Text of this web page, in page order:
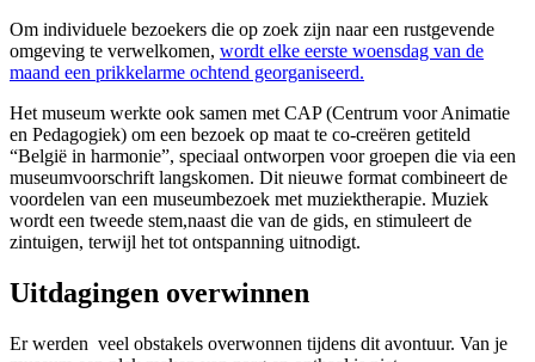
Om individuele bezoekers die op zoek zijn naar een rustgevende
omgeving te verwelkomen, wordt elke eerste woensdag van de
maand een prikkelarme ochtend georganiseerd.
Het museum werkte ook samen met CAP (Centrum voor Animatie
en Pedagogiek) om een bezoek op maat te co-creëren getiteld
“België in harmonie”, speciaal ontworpen voor groepen die via een
museumvoorschrift langskomen. Dit nieuwe format combineert de
voordelen van een museumbezoek met muziektherapie. Muziek
wordt een tweede stem,naast die van de gids, en stimuleert de
zintuigen, terwijl het tot ontspanning uitnodigt.
Uitdagingen overwinnen
Er werden veel obstakels overwonnen tijdens dit avontuur. Van je